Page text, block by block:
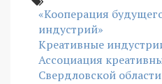
«Кооперация
индустрий»
Креативные
Ассоциация
Свердловской области